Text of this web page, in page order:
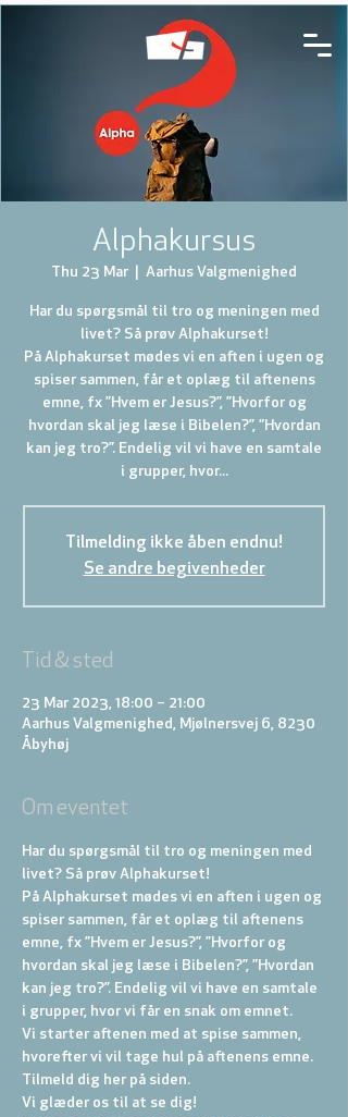
Alphakursus
Thu 23 Mar Aarhus Valgmenighed
Har du spørgsmål til tro og meningen med
livet? Så prøv Alphakurset!
På Alphakurset mødes vi en aften i ugen og
spiser sammen, får et oplæg til aftenens
emne, fx ”Hvem er Jesus?”, ”Hvorfor og
hvordan skal jeg læse i Bibelen?”, ”Hvordan
kan jeg tro?”. Endelig vil vi have en samtale
i grupper, hvor...
Tilmelding ikke åben endnu!
Se andre begivenheder
Tid & sted
23 Mar 2023, 18:00 – 21:00
Aarhus Valgmenighed, Mjølnersvej 6, 8230
Åbyhøj
Om eventet
Har du spørgsmål til tro og meningen med
livet? Så prøv Alphakurset!
På Alphakurset mødes vi en aften i ugen og
spiser sammen, får et oplæg til aftenens
emne, fx ”Hvem er Jesus?”, ”Hvorfor og
hvordan skal jeg læse i Bibelen?”, ”Hvordan
kan jeg tro?”. Endelig vil vi have en samtale
i grupper, hvor vi får en snak om emnet.
Vi starter aftenen med at spise sammen,
hvorefter vi vil tage hul på aftenens emne.
Tilmeld dig her på siden.
Vi glæder os til at se dig!